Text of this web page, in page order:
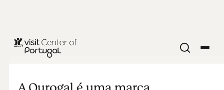
Azeite